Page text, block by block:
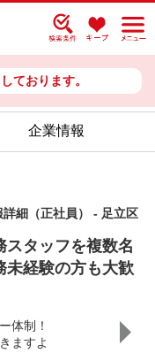
ております。
企業情報
細（正社員） - 足立区
スタッフを複数名
未経験の方も大歓
体制！
ますよ
仕事
経験